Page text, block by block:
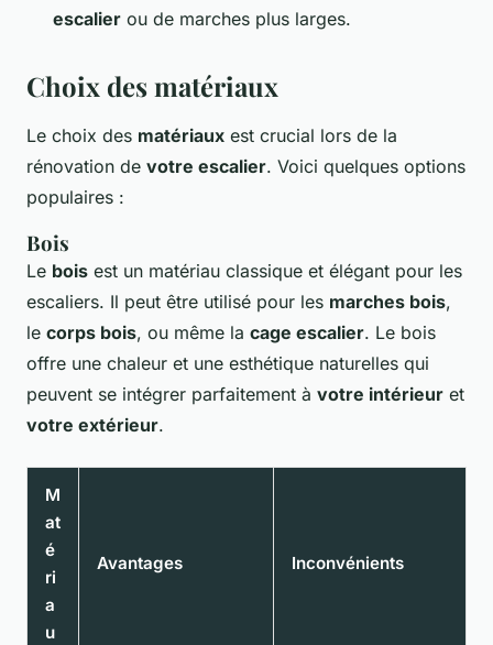
escalier ou de marches plus larges.
Choix des matériaux
Le choix des matériaux est crucial lors de la
rénovation de votre escalier. Voici quelques options
populaires :
Bois
Le bois est un matériau classique et élégant pour les
escaliers. Il peut être utilisé pour les marches bois,
le corps bois, ou même la cage escalier. Le bois
offre une chaleur et une esthétique naturelles qui
peuvent se intégrer parfaitement à votre intérieur et
votre extérieur.
M
at
é
ri
a
u
Avantages Inconvénients